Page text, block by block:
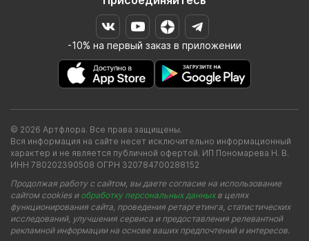
-10% на первый заказ в приложении
© 2026 Артфлора. Все права защищены.
Вся информация на сайте несет исключительно информационный
характер и не является публичной офертой. ИП Пономарева Н. В.
ИНН 780202390508 ОГРН 320784700288152
Продолжая работу с сайтом, вы даете согласие на использование
сайтом cookies и обработку персональных данныхв целях
функционирования сайта, проведения ретаргетинга, статистических
исследований, улучшения сервиса и предоставления релевантной
рекламной информации на основе ваших предпочтений и интересов.